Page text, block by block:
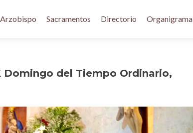
Arzobispo Sacramentos Directorio Organigrama
Domingo del Tiempo Ordinario,